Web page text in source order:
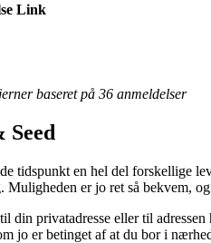
Link
baseret på 36 anmeldelser
tidspunkt en hel del forskellige
Muligheden er jo ret så
din privatadresse eller til
jo er betinget af at du bor i